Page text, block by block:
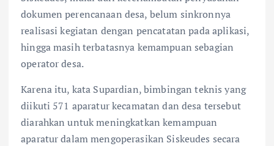
dokumen perencanaan desa, belum sinkronnya
realisasi kegiatan dengan pencatatan pada aplikasi,
hingga masih terbatasnya kemampuan sebagian
operator desa.
Karena itu, kata Supardian, bimbingan teknis yang
diikuti 571 aparatur kecamatan dan desa tersebut
diarahkan untuk meningkatkan kemampuan
aparatur dalam mengoperasikan Siskeudes secara